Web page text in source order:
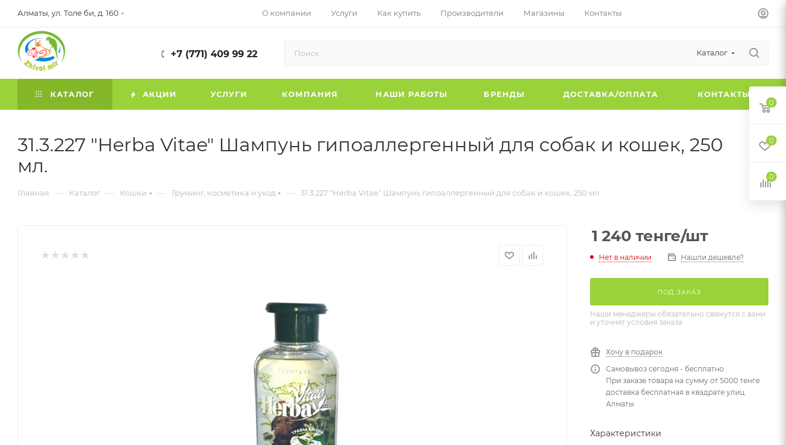
Алматы, ул. Толе би, д. 160 О компании Услуги Как купить Производители Магазины Контакты
+7 (771) 409 99 22 Каталог
КАТАЛОГ АКЦИИ УСЛУГИ КОМПАНИЯ НАШИ РАБОТЫ БРЕНДЫ ДОСТАВКА/ОПЛАТА КОНТАКТЫ
31.3.227 "Herba Vitae" Шампунь гипоаллергенный для собак и кошек, 250
мл.
Главная — Каталог — Кошки — Груминг, косметика и уход — 31.3.227 "Herba Vitae" Шампунь гипоаллергенный для собак и кошек, 250 мл.
1 240 тенге/шт
Нет в наличии Нашли дешевле?
ПОД ЗАКАЗ
Наши менеджеры обязательно свяжутся с вами
и уточнят условия заказа
Хочу в подарок
Самовывоз сегодня - бесплатно
При заказе товара на сумму от 5000 тенге
доставка бесплатная в квадрате улиц
Алматы
Характеристики
0
0
0